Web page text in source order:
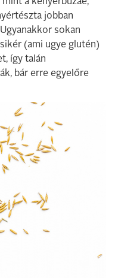
a kenyérbúzáé,
jobban
sokan
(ami ugye glutén)
így talán
bár erre egyelőre